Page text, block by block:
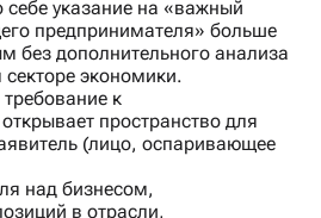
указание на «важный
предпринимателя» больше
без дополнительного анализа
экономики.
к
пространство для
(лицо, оспаривающее
над бизнесом,
в отрасли,